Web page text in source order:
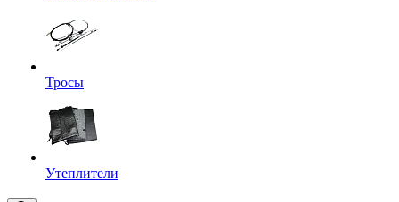
Тросы
Утеплители